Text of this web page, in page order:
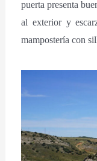
puerta presenta
al exterior y
mampostería con